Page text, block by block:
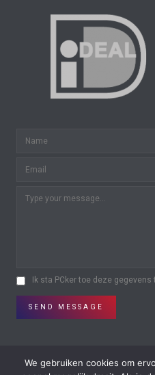
Ik sta PCker toe deze
SEND MESSAGE
We gebruiken cookies om